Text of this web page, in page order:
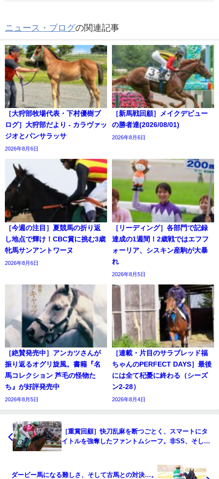
ニュース・ブログの関連記事
［大狩部牧場代表・下村優樹ブ
ログ］大狩部だより - カラヴァッ
ジオとパンサラッサ
2026年8月6日
［新馬戦回顧］メイクデビュー
の勝者達(2026/08/01)
2026年8月6日
［今週の注目］夏競馬の折り返
し地点で輝け！CBC賞に挑む3歳
牝馬サンアントワーヌ
2026年8月6日
［リーディング］各部門で記録
達成の1週間！2歳戦ではエフフ
ォーリア、シスキン産駒が大暴
れ
2026年8月5日
［絶賛発売中］アンカツさんが
振り返るオグリ旋風。書籍『名
馬コレクション 芦毛の怪物た
ち』が好評発売中
2026年8月5日
［連載・片目のサラブレッド福
ちゃんのPERFECT DAYS］最後
には全て杞憂に終わる（シーズ
ン2-28）
2026年8月4日
［重賞回顧］快刀乱麻を断つごとく、スマートにタ
イトルを強奪したファントムシーフ。非SS、そして
ダービー馬になる難しさ、そして古馬との対決…。